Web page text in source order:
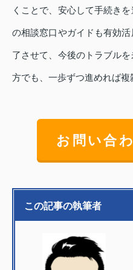
くことで、安心して手続き
の相談窓口やガイドも有効
了させて、今後のトラブル
方でも、一歩ずつ進めれば複
お問い合
この記事の執筆者